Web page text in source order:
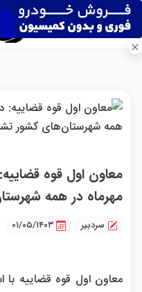
معاون اول قوه
مهرماه در همه
سردبیر ۰۱/۰۵/۱۴۰۳
معاون اول قوه قضاییه با